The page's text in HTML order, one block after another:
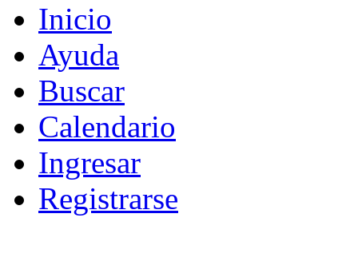
Inicio
Ayuda
Buscar
Calendario
Ingresar
Registrarse